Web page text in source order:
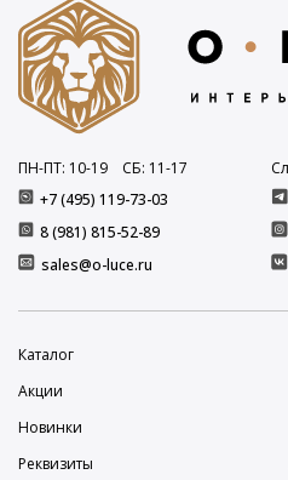
+7 (495) 119-73-03
8 (981) 815-52-89
ПН-ПТ: 10-19 СБ: 11-17
sales@o-luce.ru
Каталог
Акции
Новинки
Реквизиты